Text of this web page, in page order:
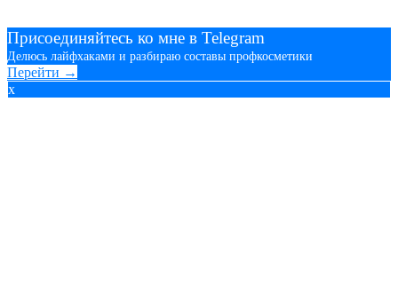
Присоединяйтесь ко мне в Telegram
Делюсь лайфхаками и разбираю составы профкосметики
Перейти →
x